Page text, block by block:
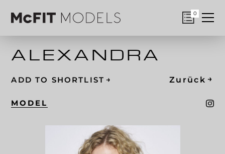
0
ALEXANDRA
ADD TO SHORTLIST → Zurück →
MODEL